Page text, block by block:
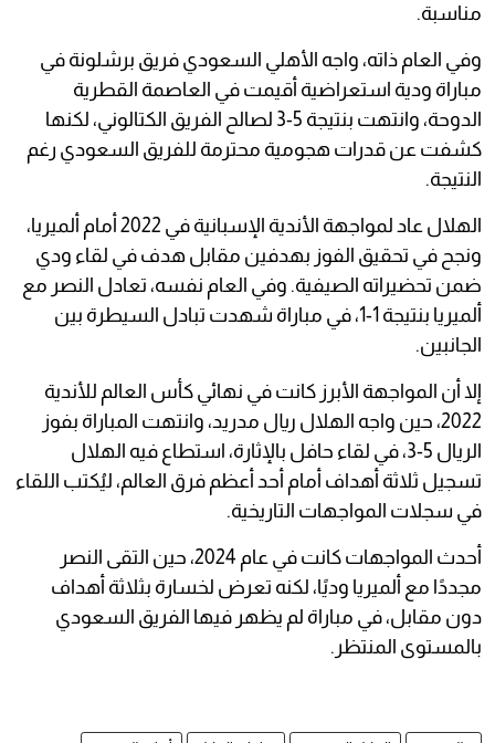
مناسبة.
وفي العام ذاته، واجه الأهلي السعودي فريق برشلونة في
مباراة ودية استعراضية أقيمت في العاصمة القطرية
الدوحة، وانتهت بنتيجة 5-3 لصالح الفريق الكتالوني، لكنها
كشفت عن قدرات هجومية محترمة للفريق السعودي رغم
النتيجة.
الهلال عاد لمواجهة الأندية الإسبانية في 2022 أمام ألميريا،
ونجح في تحقيق الفوز بهدفين مقابل هدف في لقاء ودي
ضمن تحضيراته الصيفية. وفي العام نفسه، تعادل النصر مع
ألميريا بنتيجة 1-1، في مباراة شهدت تبادل السيطرة بين
الجانبين.
إلا أن المواجهة الأبرز كانت في نهائي كأس العالم للأندية
2022، حين واجه الهلال ريال مدريد، وانتهت المباراة بفوز
الريال 5-3، في لقاء حافل بالإثارة، استطاع فيه الهلال
تسجيل ثلاثة أهداف أمام أحد أعظم فرق العالم، ليُكتب اللقاء
في سجلات المواجهات التاريخية.
أحدث المواجهات كانت في عام 2024، حين التقى النصر
مجددًا مع ألميريا وديًا، لكنه تعرض لخسارة بثلاثة أهداف
دون مقابل، في مباراة لم يظهر فيها الفريق السعودي
بالمستوى المنتظر.